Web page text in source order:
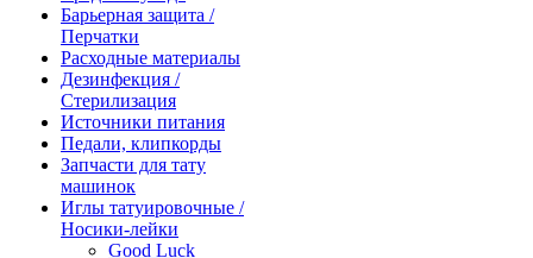
Барьерная защита /
Перчатки
Расходные материалы
Дезинфекция /
Стерилизация
Источники питания
Педали, клипкорды
Запчасти для тату
машинок
Иглы татуировочные /
Носики-лейки
Good Luck